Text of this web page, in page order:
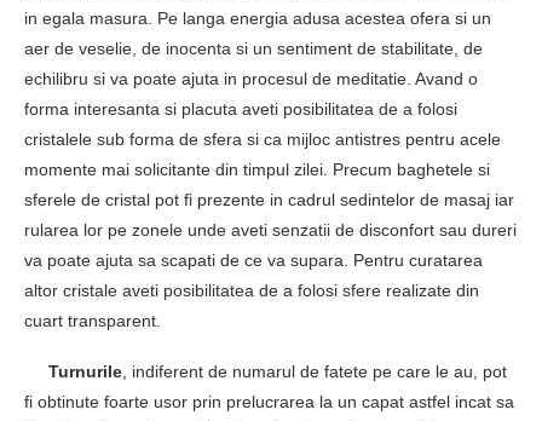
in egala masura. Pe langa energia adusa acestea ofera si un
aer de veselie, de inocenta si un sentiment de stabilitate, de
echilibru si va poate ajuta in procesul de meditatie. Avand o
forma interesanta si placuta aveti posibilitatea de a folosi
cristalele sub forma de sfera si ca mijloc antistres pentru acele
momente mai solicitante din timpul zilei. Precum baghetele si
sferele de cristal pot fi prezente in cadrul sedintelor de masaj iar
rularea lor pe zonele unde aveti senzatii de disconfort sau dureri
va poate ajuta sa scapati de ce va supara. Pentru curatarea
altor cristale aveti posibilitatea de a folosi sfere realizate din
cuart transparent.
Turnurile, indiferent de numarul de fatete pe care le au, pot
fi obtinute foarte usor prin prelucrarea la un capat astfel incat sa